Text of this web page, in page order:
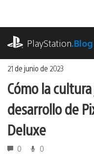
contenido
PlayStation.Blog
21 de junio de 2023
Cómo la
desarrollo de
Deluxe
0 0